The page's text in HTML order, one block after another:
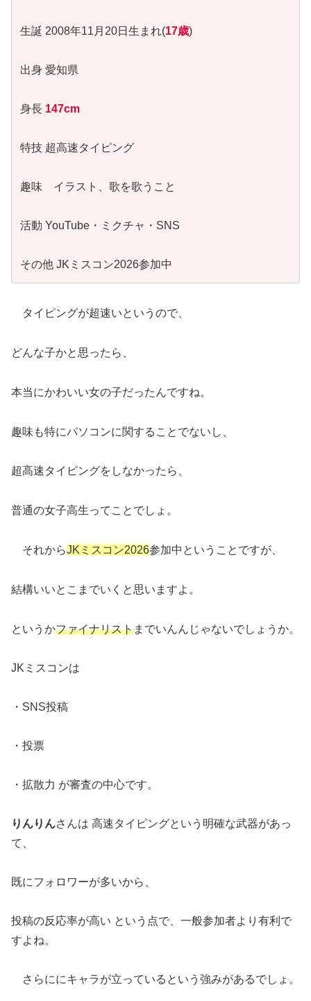
生誕 2008年11月20日生まれ(17歳)
出身 愛知県
身長 147cm
特技 超高速タイピング
趣味 イラスト、歌を歌うこと
活動 YouTube・ミクチャ・SNS
その他 JKミスコン2026参加中
タイピングが超速いというので、
どんな子かと思ったら、
本当にかわいい女の子だったんですね。
趣味も特にパソコンに関することでないし、
超高速タイピングをしなかったら、
普通の女子高生ってことでしょ。
それからJKミスコン2026参加中ということですが、
結構いいとこまでいくと思いますよ。
というかファイナリストまでいんんじゃないでしょうか。
JKミスコンは
・SNS投稿
・投票
・拡散力 が審査の中心です。
りんりんさんは 高速タイピングという明確な武器があっ
て、
既にフォロワーが多いから、
投稿の反応率が高い という点で、一般参加者より有利で
すよね。
さらににキャラが立っているという強みがあるでしょ。